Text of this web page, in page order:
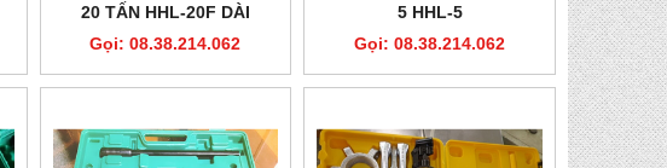
20 TẤN HHL-20F DÀI
350MM
Gọi: 08.38.214.062
5 HHL-5
Gọi: 08.38.214.062